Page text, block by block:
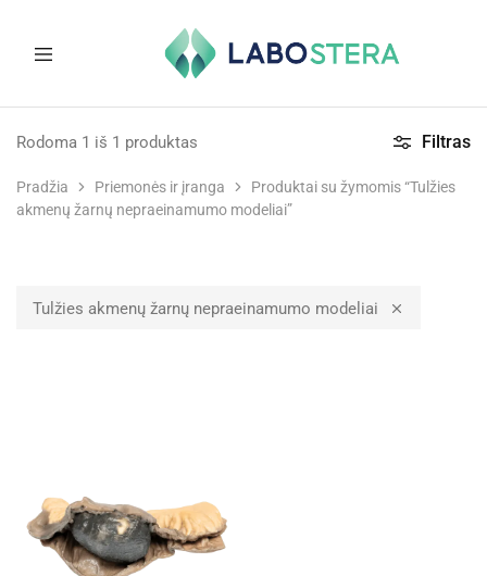
ir
medicininė
Pradžia Priemonės ir įranga
Produktai su žymomis “Tulžies
akmenų žarnų nepraeinamumo modeliai”
Filtras
Rodoma 1 iš 1 produktas
Tulžies akmenų žarnų nepraeinamumo modeliai